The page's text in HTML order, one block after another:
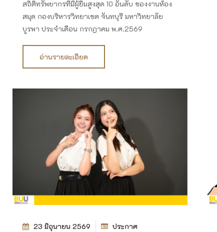
สถิติทรัพยากรที่มีผู้ยืมสูงสุด 10 อันดับ ของงานห้อง
สมุด กองบริหารวิทยาเขต จันทบุรี มหาวิทยาลัย
บูรพา ประจำเดือน กรกฎาคม พ.ศ.2569
อ่านรายละเอียด
23 มิถุนายน 2569 ประกาศ